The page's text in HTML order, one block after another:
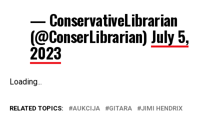
— ConservativeLibrarian
(@ConserLibrarian) July 5,
2023
Loading...
RELATED TOPICS: AUKCIJA GITARA JIMI HENDRIX